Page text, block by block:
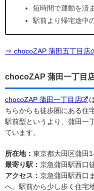
短時間で運動を済
駅前より帰宅途中
⇒ chocoZAP 蒲田五丁目店
chocoZAP 蒲田一丁目
chocoZAP 蒲田一丁目店
ちらからも徒歩圏にある住
駅前型というより、蒲田一
ています。
所在地： 東京都大田区蒲田
最寄り駅： 京急蒲田駅西口
アクセス： 京急蒲田駅西口
へ。駅前から少し歩く住宅